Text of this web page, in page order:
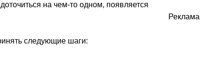
на чем-то одном, появляется
следующие шаги:
Реклама